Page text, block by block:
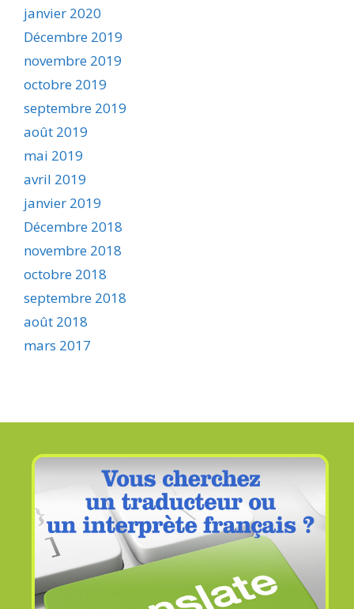
janvier 2020
Décembre 2019
novembre 2019
octobre 2019
septembre 2019
août 2019
mai 2019
avril 2019
janvier 2019
Décembre 2018
novembre 2018
octobre 2018
septembre 2018
août 2018
mars 2017